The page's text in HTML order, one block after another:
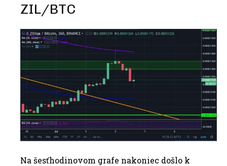
ZIL/BTC
Na šesťhodinovom grafe nakoniec došlo k